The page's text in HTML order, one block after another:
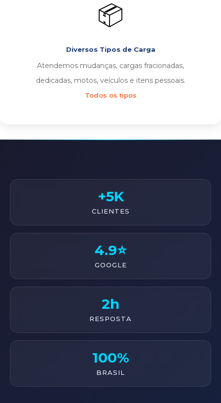
📦
Diversos Tipos de Carga
Atendemos mudanças, cargas fracionadas,
dedicadas, motos, veículos e itens pessoais.
Todos os tipos
+5K
CLIENTES
4.9⭐
GOOGLE
2h
RESPOSTA
100%
BRASIL